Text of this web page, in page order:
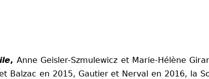
,Anne Geisler-Szmulewicz et Marie-Hélène
Balzac en 2015, Gautier et Nerval en 2016, la